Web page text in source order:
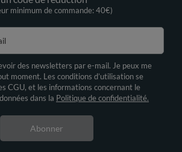
minimum de commande: 40€)
des newsletters par e-mail. Je peux me
moment. Les conditions d’utilisation se
CGU, et les informations concernant le
dans la Politique de confidentialité.
Abonner